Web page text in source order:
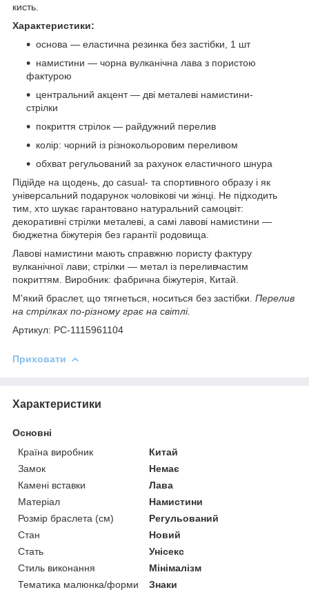
кисть.
Характеристики:
основа — еластична резинка без застібки, 1 шт
намистини — чорна вулканічна лава з пористою
фактурою
центральний акцент — дві металеві намистини-
стрілки
покриття стрілок — райдужний перелив
колір: чорний із різнокольоровим переливом
обхват регульований за рахунок еластичного шнура
Підійде на щодень, до casual- та спортивного образу і як
універсальний подарунок чоловікові чи жінці. Не підходить
тим, хто шукає гарантовано натуральний самоцвіт:
декоративні стрілки металеві, а самі лавові намистини —
бюджетна біжутерія без гарантії родовища.
Лавові намистини мають справжню пористу фактуру
вулканічної лави; стрілки — метал із переливчастим
покриттям. Виробник: фабрична біжутерія, Китай.
М'який браслет, що тягнеться, носиться без застібки. Перелив
на стрілках по-різному грає на світлі.
Артикул: PC-1115961104
Приховати
Характеристики
Основні
Країна виробник
Китай
Замок
Немає
Камені вставки
Лава
Матеріал
Намистини
Розмір браслета (см)
Регульований
Стан
Новий
Стать
Унісекс
Стиль виконання
Мінімалізм
Тематика малюнка/форми
Знаки